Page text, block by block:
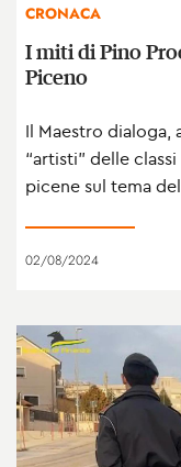
CRONACA
I miti di Pino
Piceno
Il Maestro dialoga,
“artisti” delle
picene sul tema
02/08/2024